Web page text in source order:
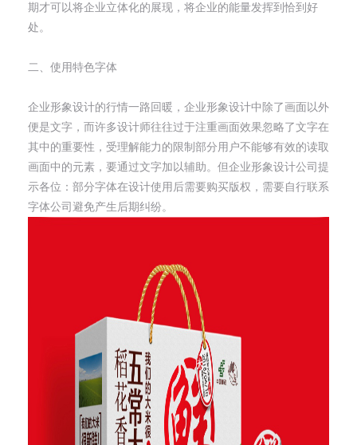
期才可以将企业立体化的展现，将企业的能量发挥到恰到好
处。
二、使用特色字体
企业形象设计的行情一路回暖，企业形象设计中除了画面以外
便是文字，而许多设计师往往过于注重画面效果忽略了文字在
其中的重要性，受理解能力的限制部分用户不能够有效的读取
画面中的元素，要通过文字加以辅助。但企业形象设计公司提
示各位：部分字体在设计使用后需要购买版权，需要自行联系
字体公司避免产生后期纠纷。